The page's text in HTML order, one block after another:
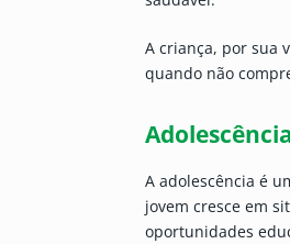
A criança, por sua
quando não
A adolescência é
jovem cresce em
oportunidades